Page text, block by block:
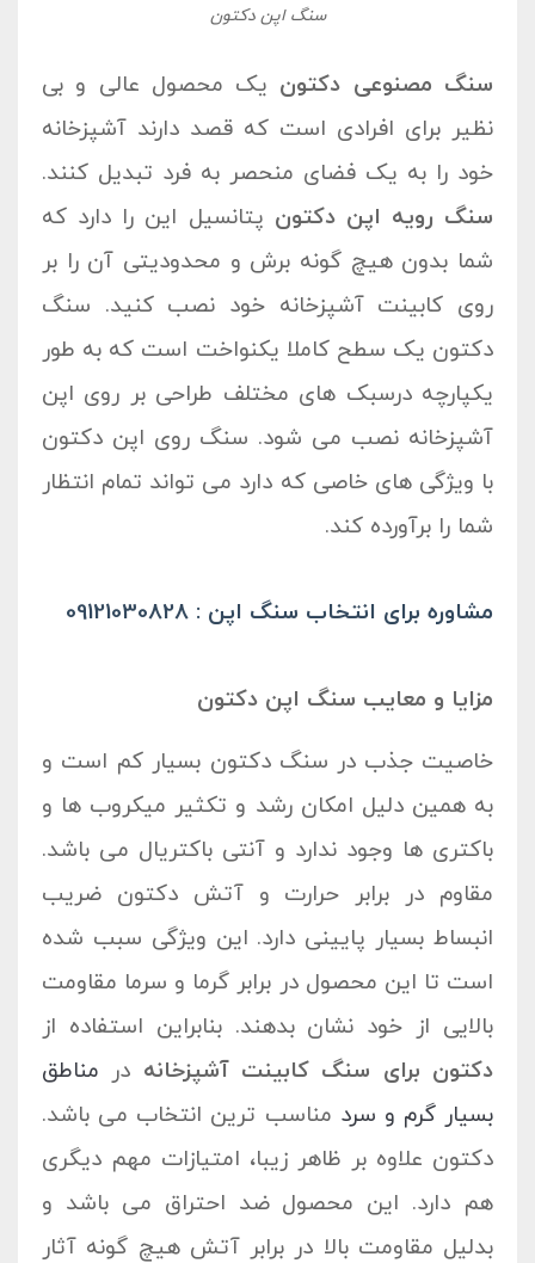
سنگ اپن دکتون
سنگ مصنوعی دکتون یک محصول عالی و بی
نظیر برای افرادی است که قصد دارند آشپزخانه
خود را به یک فضای منحصر به فرد تبدیل کنند.
سنگ رویه اپن دکتون پتانسیل این را دارد که
شما بدون هیچ گونه برش و محدودیتی آن را بر
روی کابینت آشپزخانه خود نصب کنید. سنگ
دکتون یک سطح کاملا یکنواخت است که به طور
یکپارچه درسبک های مختلف طراحی بر روی اپن
آشپزخانه نصب می شود. سنگ روی اپن دکتون
با ویژگی های خاصی که دارد می تواند تمام انتظار
شما را برآورده کند.
مشاوره برای انتخاب سنگ اپن : 09121030828
مزایا و معایب سنگ اپن دکتون
خاصیت جذب در سنگ دکتون بسیار کم است و
به همین دلیل امکان رشد و تکثیر میکروب ها و
باکتری ها وجود ندارد و آنتی باکتریال می باشد.
مقاوم در برابر حرارت و آتش دکتون ضریب
انبساط بسیار پایینی دارد. این ویژگی سبب شده
است تا این محصول در برابر گرما و سرما مقاومت
بالایی از خود نشان بدهند. بنابراین استفاده از
دکتون برای سنگ کابینت آشپزخانه در مناطق
بسیار گرم و سرد مناسب ترین انتخاب می باشد.
دکتون علاوه بر ظاهر زیبا، امتیازات مهم دیگری
هم دارد. این محصول ضد احتراق می باشد و
بدلیل مقاومت بالا در برابر آتش هیچ گونه آثار